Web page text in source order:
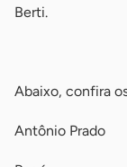
Berti.
Abaixo, confira
Antônio Prado